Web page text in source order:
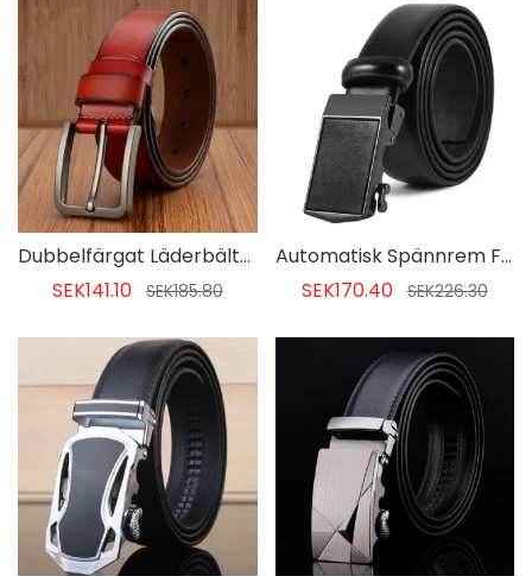
Dubbelfärgat Läderbälte För Män
SEK141.10 SEK185.80
Automatisk Spännrem För Män
SEK170.40 SEK226.30